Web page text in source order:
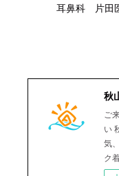
耳鼻科 片田
秋
ご
い
気
ク